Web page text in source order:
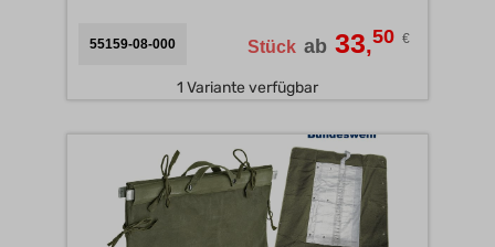
55159-08-000 Stück ab 33,50 €
1 Variante verfügbar